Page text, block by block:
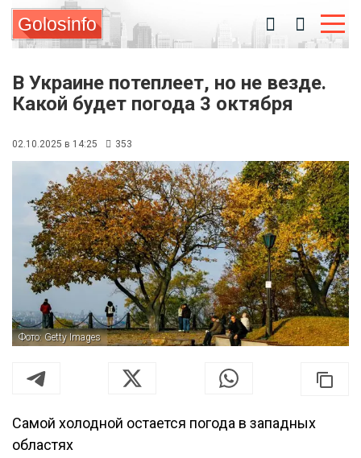
Golosinfo
В Украине потеплеет, но не везде.
Какой будет погода 3 октября
02.10.2025 в 14:25 353
Фото: Getty Images
Самой холодной остается погода в западных
областях